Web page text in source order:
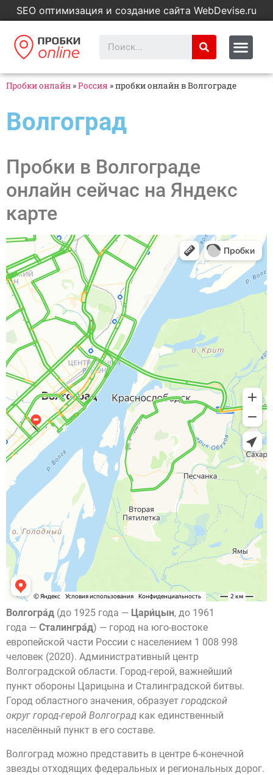
SEO оптимизация и создание сайта WebDevise.ru
Пробки онлайн »Россия »пробки онлайн в Волгограде
Волгоград
Пробки в Волгограде
онлайн сейчас на Яндекс
карте
Волгогра́д (до 1925 года — Цари́цын, до 1961
года — Сталингра́д) — город на юго-востоке
европейской части России с населением 1 008 998
человек (2020). Административный центр
Волгоградской области. Город-герой, важнейший
пункт обороны Царицына и Сталинградской битвы.
Город областного значения, образует городской
округ город-герой Волгоград как единственный
населённый пункт в его составе.
Волгоград можно представить в центре 6-конечной
звезды отходящих федеральных и региональных дорог.